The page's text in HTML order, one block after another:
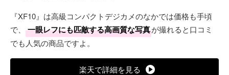
『XF10』は高級コンパクトデジカメのなかでは価格も手頃
で、
一眼レフにも匹敵する高画質な写真が撮れると口コミ
でも人気の商品ですよ。
楽天で詳細を見る